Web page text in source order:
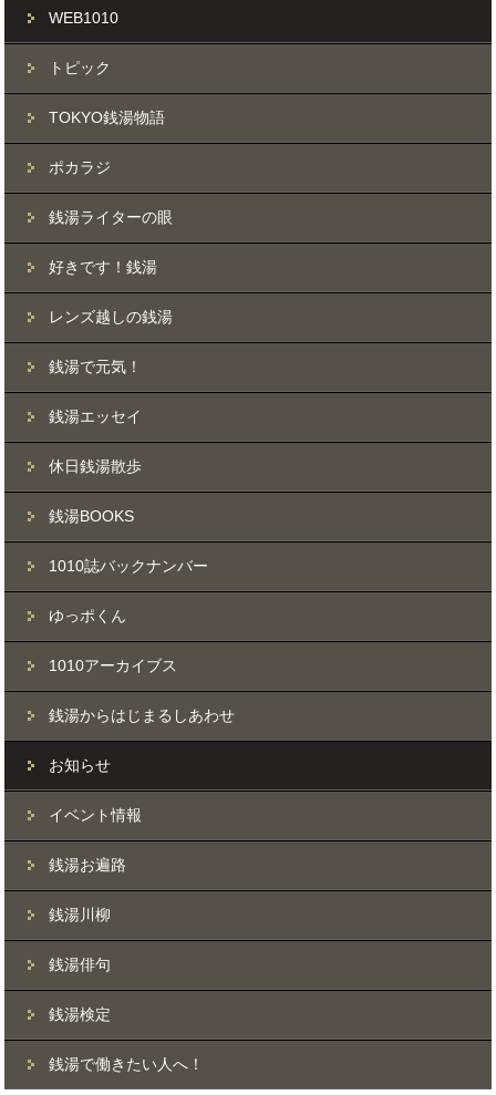
WEB1010
トピック
TOKYO銭湯物語
ポカラジ
銭湯ライターの眼
好きです！銭湯
レンズ越しの銭湯
銭湯で元気！
銭湯エッセイ
休日銭湯散歩
銭湯BOOKS
1010誌バックナンバー
ゆっポくん
1010アーカイブス
銭湯からはじまるしあわせ
お知らせ
イベント情報
銭湯お遍路
銭湯川柳
銭湯俳句
銭湯検定
銭湯で働きたい人へ！